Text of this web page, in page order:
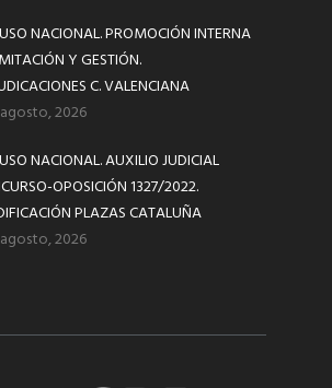
NACIONAL. PROMOCIÓN INTERNA
Y GESTIÓN.
C. VALENCIANA
2026
NACIONAL. AUXILIO JUDICIAL
OPOSICIÓN 1327/2022.
PLAZAS CATALUÑA
2026